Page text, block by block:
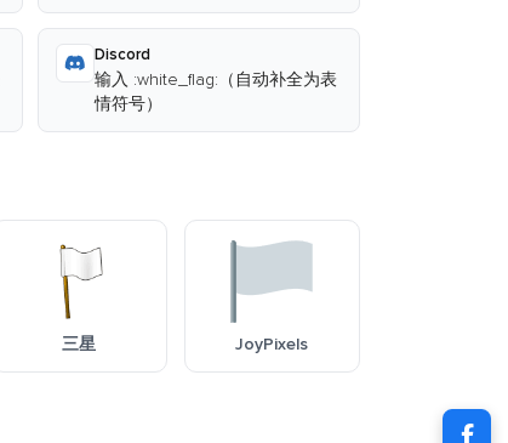
Discord
输入 :white_flag:（自动补全为表
情符号）
三星 JoyPixels